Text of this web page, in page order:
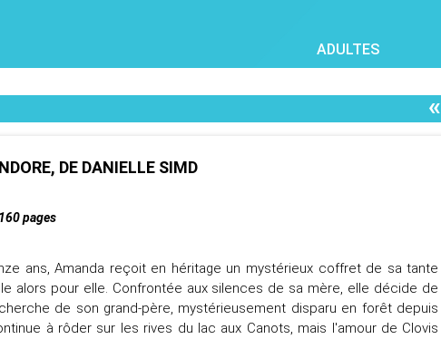
ADULTES
«
DE DANIELLE SIMD
pages
ans, Amanda reçoit en héritage un mystérieux coffret de sa tante
alors pour elle. Confrontée aux silences de sa mère, elle décide de
de son grand-père, mystérieusement disparu en forêt depuis
à rôder sur les rives du lac aux Canots, mais l'amour de Clovis